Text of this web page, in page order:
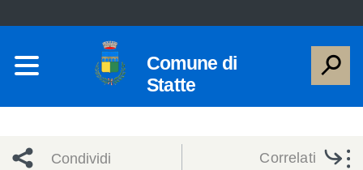
Comune di
Statte
Condividi Correlati